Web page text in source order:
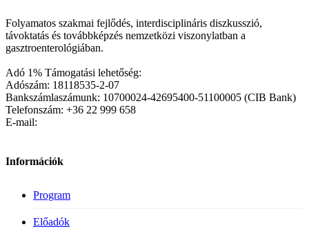
Folyamatos szakmai fejlődés, interdisciplináris diszkusszió,
távoktatás és továbbképzés nemzetközi viszonylatban a
gasztroenterológiában.
Adó 1% Támogatási lehetőség:
Adószám: 18118535-2-07
Bankszámlaszámunk: 10700024-42695400-51100005 (CIB Bank)
Telefonszám: +36 22 999 658
E-mail:
Információk
Program
Előadók